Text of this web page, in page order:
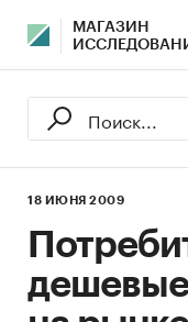
МАГАЗИН
18 ИЮНЯ 2009